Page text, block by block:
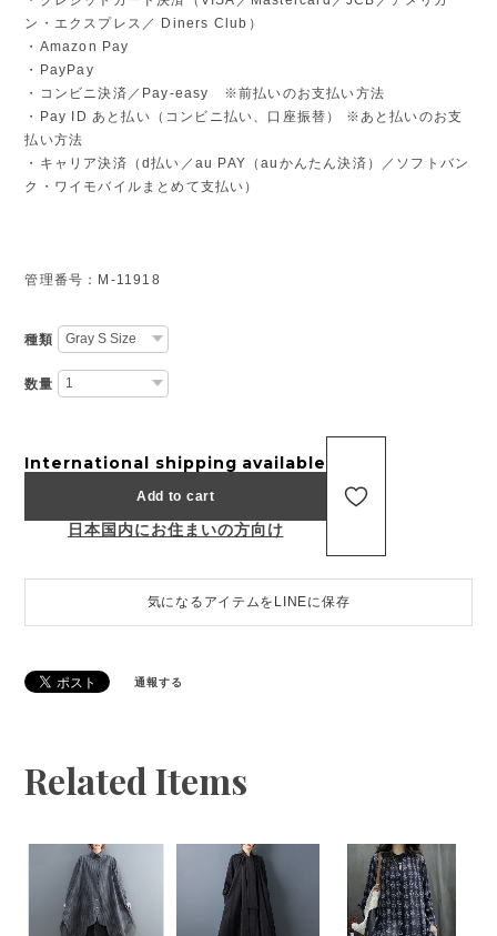
ン・エクスプレス／ Diners Club）
・Amazon Pay
・PayPay
・コンビニ決済／Pay-easy ※前払いのお支払い方法
・Pay ID あと払い（コンビニ払い、口座振替） ※あと払いのお支
払い方法
・キャリア決済（d払い／au PAY（auかんたん決済）／ソフトバン
ク・ワイモバイルまとめて支払い）
管理番号：M-11918
種類
数量
International shipping available
Add to cart
日本国内にお住まいの方向け
気になるアイテムをLINEに保存
通報する
Related Items